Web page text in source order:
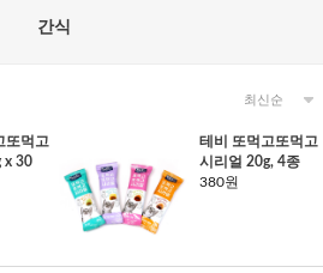
간식
또먹고
x 30
테비 또먹고또먹고
시리얼 20g, 4종
380원